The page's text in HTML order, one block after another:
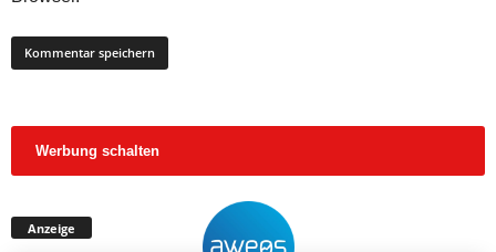
Werbung schalten
Anzeige